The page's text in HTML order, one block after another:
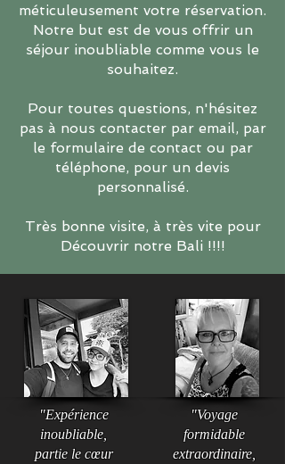
méticuleusement votre réservation.
Notre but est de vous offrir un
séjour inoubliable comme vous le
souhaitez.
Pour toutes questions, n'hésitez
pas à nous contacter par email, par
le formulaire de contact ou par
téléphone, pour un devis
personnalisé.
Très bonne visite, à très vite pour
Découvrir notre Bali !!!!
"Voyage
formidable
extraordinaire,
"Expérience
inoubliable,
partie le cœur